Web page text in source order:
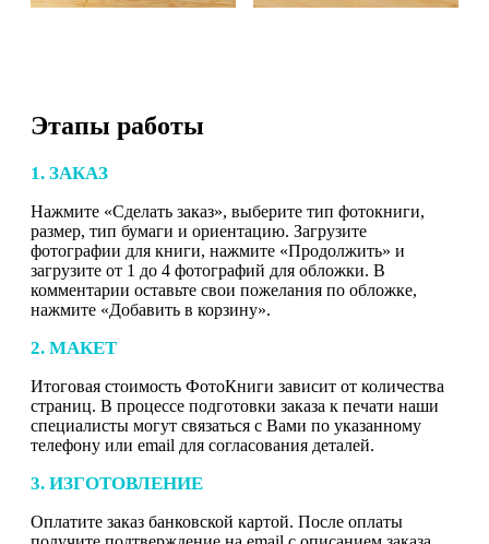
Этапы работы
1. ЗАКАЗ
Нажмите «Сделать заказ», выберите тип фотокниги,
размер, тип бумаги и ориентацию. Загрузите
фотографии для книги, нажмите «Продолжить» и
загрузите от 1 до 4 фотографий для обложки. В
комментарии оставьте свои пожелания по обложке,
нажмите «Добавить в корзину».
2. МАКЕТ
Итоговая стоимость ФотоКниги зависит от количества
страниц. В процессе подготовки заказа к печати наши
специалисты могут связаться с Вами по указанному
телефону или email для согласования деталей.
3. ИЗГОТОВЛЕНИЕ
Оплатите заказ банковской картой. После оплаты